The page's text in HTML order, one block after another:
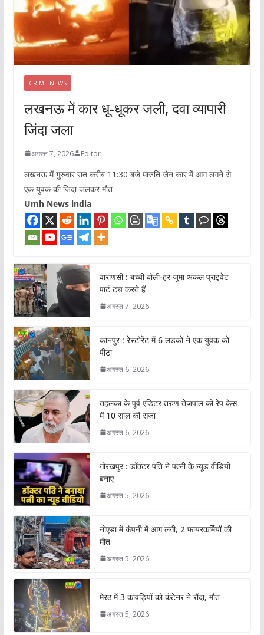
CRIME NEWS
लखनऊ में कार धू-धूकर जली, दवा व्यापारी
जिंदा जला
अगस्त 7, 2026 Editor
लखनऊ में गुरुवार रात करीब 11:30 बजे मारुति जेन कार में आग लगने से
एक युवक की जिंदा जलकर मौत
Umh News india
वाराणसी : बच्ची बोली-हर जुमा अंकल प्राइवेट
पार्ट टच करते हैं
अगस्त 7, 2026
कानपुर : रेस्टोरेंट में 6 लड़कों ने एक युवक को
पीटा
अगस्त 6, 2026
तहलका के पूर्व एडिटर तरुण तेजपाल को रेप केस
में 10 साल की सजा
अगस्त 6, 2026
गोरखपुर : डॉक्टर पति ने पत्नी के न्यूड वीडियो
बनाए
अगस्त 5, 2026
नोएडा में कंपनी में आग लगी, 2 फायरकर्मियों की
मौत
अगस्त 5, 2026
मेरठ में 3 कांवड़ियों को कंटेनर ने रौंदा, मौत
अगस्त 5, 2026